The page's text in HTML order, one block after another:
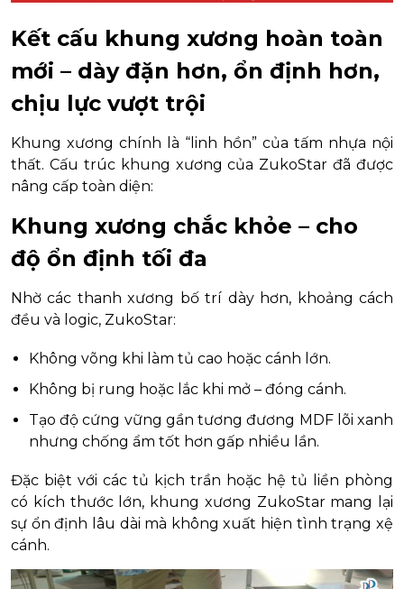
Kết cấu khung xương hoàn toàn
mới – dày đặn hơn, ổn định hơn,
chịu lực vượt trội
Khung xương chính là “linh hồn” của tấm nhựa nội
thất. Cấu trúc khung xương của ZukoStar đã được
nâng cấp toàn diện:
Khung xương chắc khỏe – cho
độ ổn định tối đa
Nhờ các thanh xương bố trí dày hơn, khoảng cách
đều và logic, ZukoStar:
Không võng khi làm tủ cao hoặc cánh lớn.
Không bị rung hoặc lắc khi mở – đóng cánh.
Tạo độ cứng vững gần tương đương MDF lõi xanh
nhưng chống ẩm tốt hơn gấp nhiều lần.
Đặc biệt với các tủ kịch trần hoặc hệ tủ liền phòng
có kích thước lớn, khung xương ZukoStar mang lại
sự ổn định lâu dài mà không xuất hiện tình trạng xệ
cánh.